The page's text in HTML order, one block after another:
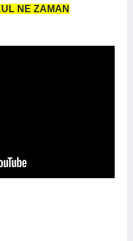
NE ZAMAN